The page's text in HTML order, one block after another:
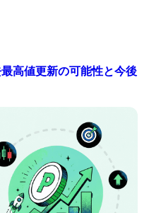
高値更新の可能性と今後